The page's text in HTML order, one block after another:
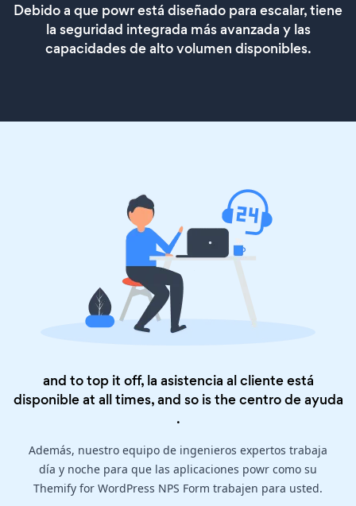
Debido a que powr está diseñado para escalar, tiene
la seguridad integrada más avanzada y las
capacidades de alto volumen disponibles.
and to top it off, la asistencia al cliente está
disponible at all times, and so is thecentro de ayuda
.
Además, nuestro equipo de ingenieros expertos trabaja
día y noche para que las aplicaciones powr como su
Themify for WordPress NPS Form trabajen para usted.